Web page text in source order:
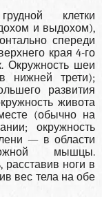
клетки
и выдохом),
спереди
края 4-го
Окружность шеи
нижней трети);
развития
живота
(обычно на
окружность
— в области
мышцы.
ноги в
вес тела на обе